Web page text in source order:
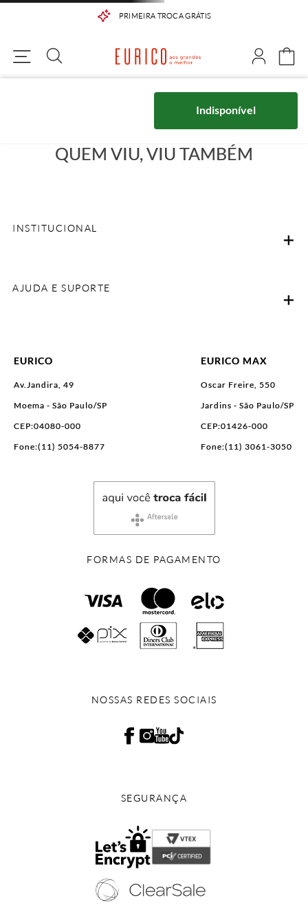
PRIMEIRA TROCA GRÁTIS
Indisponível
QUEM VIU, VIU TAMBÉM
INSTITUCIONAL
AJUDA E SUPORTE
EURICO
Av.Jandira, 49
Moema - São Paulo/SP
CEP:04080-000
Fone:(11) 5054-8877
EURICO MAX
Oscar Freire, 550
Jardins - São Paulo/SP
CEP:01426-000
Fone:(11) 3061-3050
FORMAS DE PAGAMENTO
NOSSAS REDES SOCIAIS
SEGURANÇA